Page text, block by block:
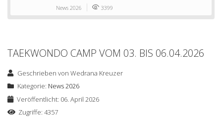
News 2026 3399
TAEKWONDO CAMP VOM 03. BIS 06.04.2026
Geschrieben vonWedrana Kreuzer
Kategorie: News 2026
Veröffentlicht: 06. April 2026
Zugriffe: 4357